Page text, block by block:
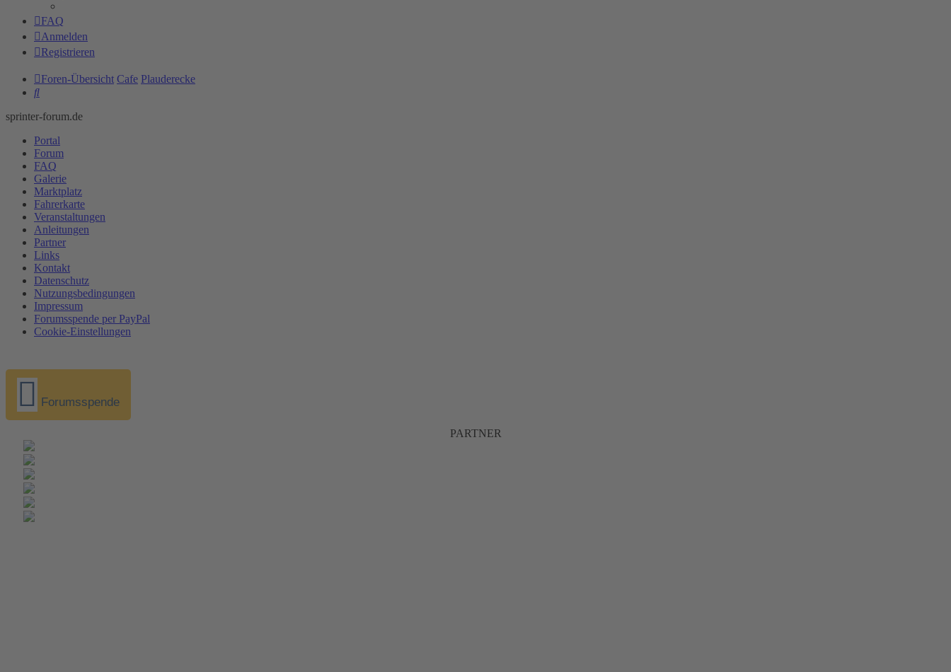
FAQ
Anmelden
Registrieren
Foren-Übersicht Cafe Plauderecke
Suche
sprinter-forum.de
Portal
Forum
FAQ
Galerie
Marktplatz
Fahrerkarte
Veranstaltungen
Anleitungen
Partner
Links
Kontakt
Datenschutz
Nutzungsbedingungen
Impressum
Forumsspende per PayPal
Cookie-Einstellungen
Forumsspende
PARTNER